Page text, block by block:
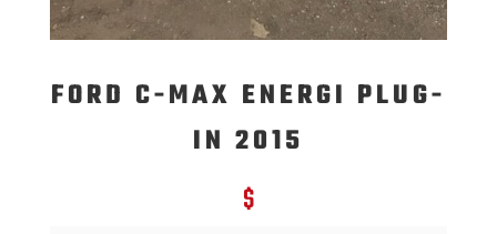
FORD C-MAX ENERGI PLUG-
IN 2015
$